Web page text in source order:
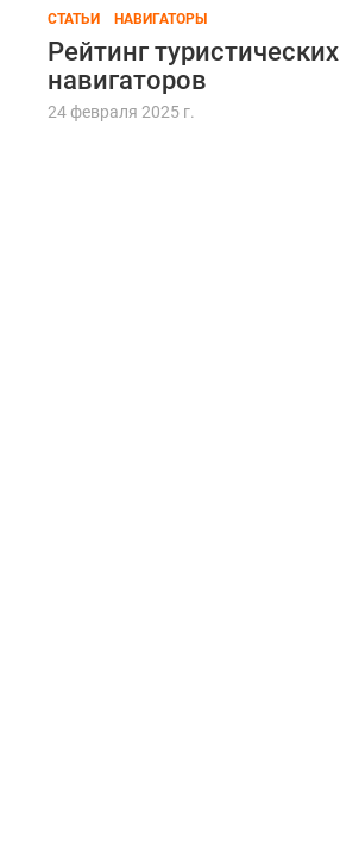
СТАТЬИ НАВИГАТОРЫ
Рейтинг туристических
навигаторов
24 февраля 2025 г.